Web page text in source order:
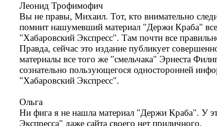
Леонид Трофимофич
Вы не правы, Михаил. Тот, кто внимательно
помнит нашумевший материал "Держи Краба" все
"Хабаровский Экспресс". Там почти все
Правда, сейчас это издание публикует
материалы все того же "смельчака" Эрнеста
сознательно пользующегося односторонней
"Хабаровский Экспресс".
Ольга
Ни фига я не нашла материал "Держи Краба". У
Экспресса" даже сайта своего нет приличного.